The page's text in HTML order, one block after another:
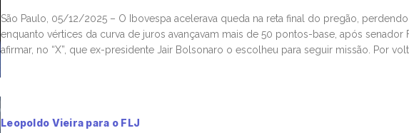
São Paulo, 05/12/2025 – O Ibovespa acelerava queda na reta final do pregão, perdendo
enquanto vértices da curva de juros avançavam mais de 50 pontos-base, após senador
afirmar, no “X”, que ex-presidente Jair Bolsonaro o escolheu para seguir missão. Por
Leopoldo Vieira para o FLJ